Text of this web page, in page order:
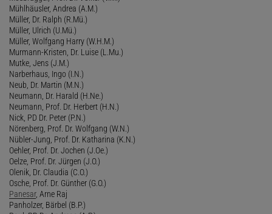
Mühlhäusler, Andrea (A.M.)
Müller, Dr. Ralph (R.Mü.)
Müller, Ulrich (U.Mü.)
Müller, Wolfgang Harry (W.H.M.)
Murmann-Kristen, Dr. Luise (L.Mu.)
Mutke, Jens (J.M.)
Narberhaus, Ingo (I.N.)
Neub, Dr. Martin (M.N.)
Neumann, Dr. Harald (H.Ne.)
Neumann, Prof. Dr. Herbert (H.N.)
Nick, PD Dr. Peter (P.N.)
Nörenberg, Prof. Dr. Wolfgang (W.N.)
Nübler-Jung, Prof. Dr. Katharina (K.N.)
Oehler, Prof. Dr. Jochen (J.Oe.)
Oelze, Prof. Dr. Jürgen (J.O.)
Olenik, Dr. Claudia (C.O.)
Osche, Prof. Dr. Günther (G.O.)
Panesar, Arne Raj
Panholzer, Bärbel (B.P.)